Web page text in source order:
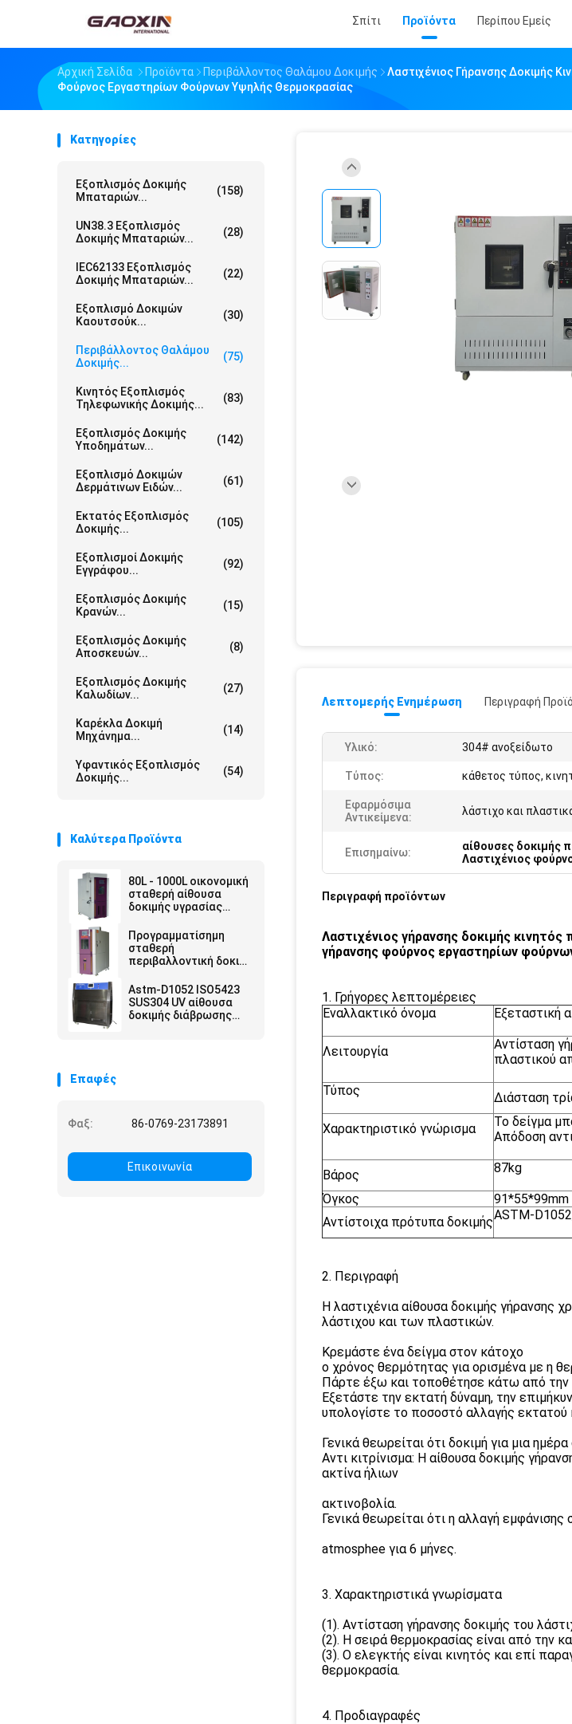
Σπίτι Προϊόντα Περίπου Εμείς
Αρχική Σελίδα Προϊόντα Περιβάλλοντος Θαλάμου Δοκιμής
Λαστιχένιος Γήρανσης Δοκιμής
Φούρνος Εργαστηρίων Φούρνων Υψηλής Θερμοκρασίας
Κατηγορίες
Εξοπλισμός Δοκιμής
Μπαταριών...
(158)
UN38.3 Εξοπλισμός
Δοκιμής Μπαταριών...
(28)
IEC62133 Εξοπλισμός
Δοκιμής Μπαταριών...
(22)
Εξοπλισμό Δοκιμών
Καουτσούκ...
(30)
Περιβάλλοντος Θαλάμου
Δοκιμής...
(75)
Κινητός Εξοπλισμός
Τηλεφωνικής Δοκιμής...
(83)
Εξοπλισμός Δοκιμής
Υποδημάτων...
(142)
Εξοπλισμό Δοκιμών
Δερμάτινων Ειδών...
(61)
Εκτατός Εξοπλισμός
Δοκιμής...
(105)
Εξοπλισμοί Δοκιμής
Εγγράφου...
(92)
Εξοπλισμός Δοκιμής
Κρανών...
(15)
Εξοπλισμός Δοκιμής
Αποσκευών...
(8)
Εξοπλισμός Δοκιμής
Καλωδίων...
(27)
Καρέκλα Δοκιμή
Μηχάνημα...
(14)
Υφαντικός Εξοπλισμός
Δοκιμής...
(54)
Καλύτερα Προϊόντα
80L - 1000L οικονομική
σταθερή αίθουσα
δοκιμής υγρασίας
Προγραμματίσημη
σταθερή
περιβαλλοντική δοκιμή
θερμοκρασίας
Astm-D1052 ISO5423
SUS304 UV αίθουσα
δοκιμής διάβρωσης
Επαφές
Φαξ: 86-0769-23173891
Επικοινωνία
Λεπτομερής Ενημέρωση Περιγραφή
Υλικό: 304# ανοξείδωτο
Τύπος: κάθετος τύπος,
Εφαρμόσιμα
Αντικείμενα:
λάστιχο και
Επισημαίνω: αίθουσες δοκιμής
Λαστιχένιος
Περιγραφή προϊόντων
Λαστιχένιος γήρανσης δοκιμής
γήρανσης φούρνος εργαστηρίων
1. Γρήγορες λεπτομέρειες
Εναλλακτικό όνομα
Εξεταστική
Λειτουργία
Αντίσταση
πλαστικού
Τύπος Διάσταση
Χαρακτηριστικό γνώρισμα
Το δείγμα
Απόδοση
Βάρος 87kg
Όγκος
91*55*99mm
Αντίστοιχα πρότυπα δοκιμήςASTM-
2. Περιγραφή
Η λαστιχένια αίθουσα δοκιμής γήρανσης
λάστιχου και των πλαστικών.
Κρεμάστε ένα δείγμα στον κάτοχο
ο χρόνος θερμότητας για ορισμένα με η
Πάρτε έξω και τοποθέτησε κάτω από την
Εξετάστε την εκτατή δύναμη, την
υπολογίστε το ποσοστό αλλαγής εκτατού
Γενικά θεωρείται ότι δοκιμή για μια
Αντι κιτρίνισμα: Η αίθουσα δοκιμής
ακτίνα ήλιων
ακτινοβολία.
Γενικά θεωρείται ότι η αλλαγή
atmosphee για 6 μήνες.
3. Χαρακτηριστικά γνωρίσματα
(1). Αντίσταση γήρανσης δοκιμής του
(2). Η σειρά θερμοκρασίας είναι από την
(3). Ο ελεγκτής είναι κινητός και επί
θερμοκρασία.
4. Προδιαγραφές